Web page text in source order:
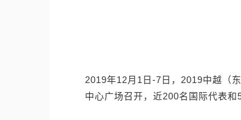
2019年12月1日-7日，2019中越（
中心广场召开，近200名国际代表和